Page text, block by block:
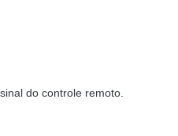
do controle remoto.